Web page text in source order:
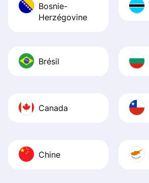
Bosnie-
Herzégovine
Brésil
Canada
Chine